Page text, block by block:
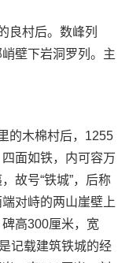
村后。数峰列
壁下岩洞罗列。主
木棉村后，1255
面如铁，内可容万
故号“铁城”，后称
对峙的两山崖壁上
高300厘米，宽
记载建筑铁城的经